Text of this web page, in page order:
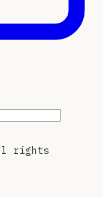
rights